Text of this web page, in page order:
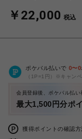
￥22,000 税込
ポケパル払いで 0〜0
（1P=1円）※キャンペ
会員登録後、ポケパル払
最大1,500円分ポ
獲得ポイントの確認方